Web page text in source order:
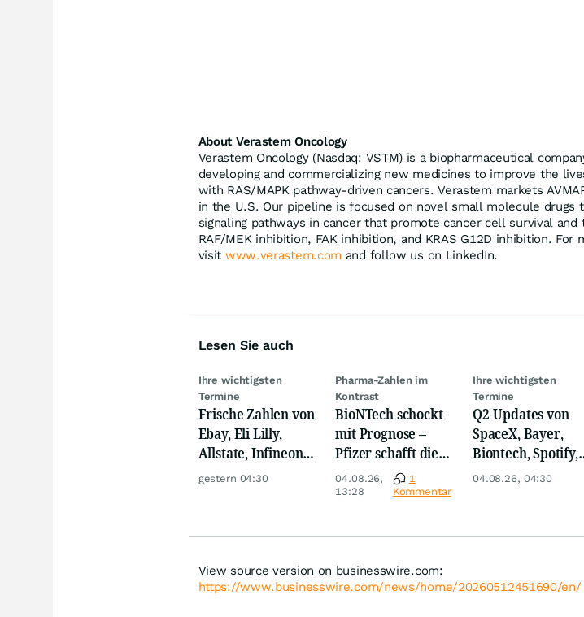
About Verastem Oncology
Verastem Oncology (Nasdaq: VSTM) is a biopharmaceutical
developing and commercializing new medicines to improve the
with RAS/MAPK pathway-driven cancers. Verastem markets
in the U.S. Our pipeline is focused on novel small molecule drugs
signaling pathways in cancer that promote cancer cell survival
RAF/MEK inhibition, FAK inhibition, and KRAS G12D inhibition. For
visit www.verastem.com and follow us on LinkedIn.
Lesen Sie auch
Ihre wichtigsten
Termine
Frische Zahlen von
Ebay, Eli Lilly,
Allstate, Infineon,
Novo Nordisk,
gestern 04:30
Pharma-Zahlen im
Kontrast
BioNTech schockt
mit Prognose –
Pfizer schafft die
Überraschung
04.08.26,
13:28
1
Kommentar
Ihre wichtigsten
Termine
Q2-Updates von
SpaceX, Bayer,
Biontech, Spotify,
Pfizer, Continental,
04.08.26, 04:30
View source version on businesswire.com:
https://www.businesswire.com/news/home/20260512451690/en/